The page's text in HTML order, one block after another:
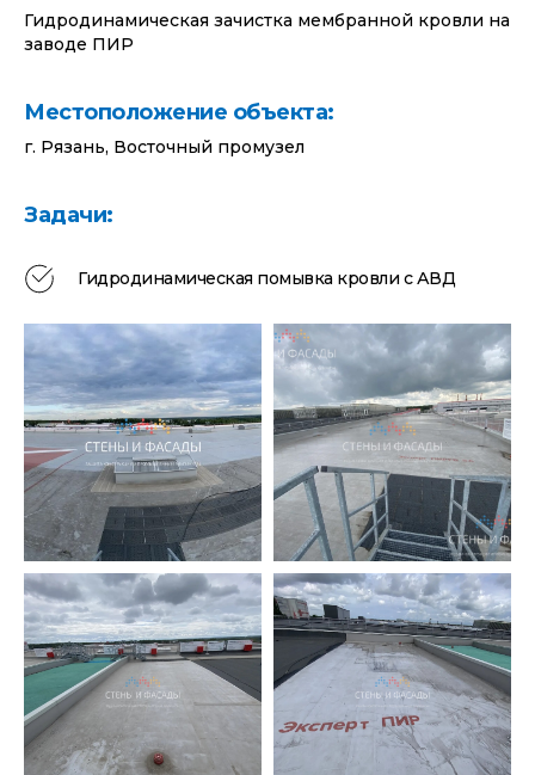
Гидродинамическая зачистка мембранной кровли на
заводе ПИР
Местоположение объекта:
г. Рязань, Восточный промузел
Задачи:
Гидродинамическая помывка кровли с АВД